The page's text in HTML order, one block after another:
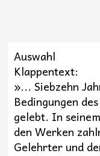
Auswahl
Klappentext:
»... Siebzehn
Bedingungen
gelebt. In
den Werken
Gelehrter und